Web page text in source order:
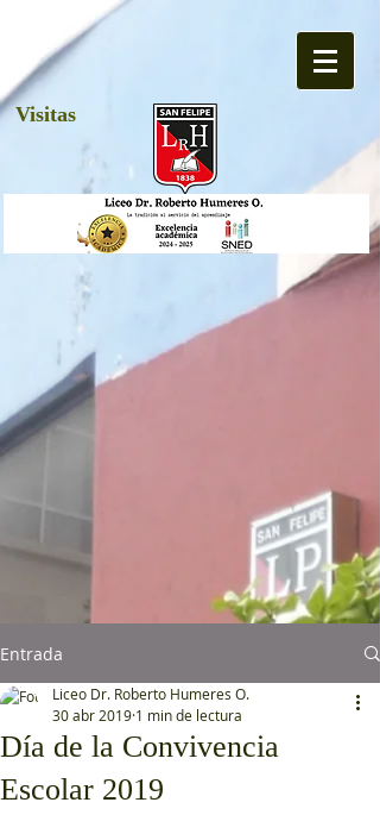
Visitas
Entrada
Día de la Convivencia
Escolar 2019
Liceo Dr. Roberto Humeres O.
30 abr 2019 1 min de lectura